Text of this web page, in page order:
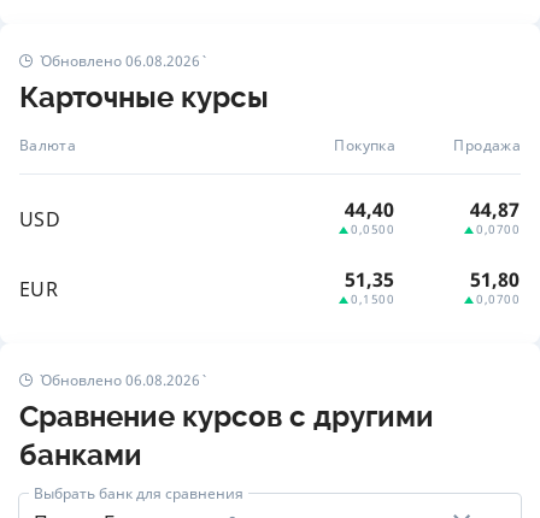
Обновлено 06.08.2026
Карточные курсы
Валюта Покупка Продажа
USD 44,40
0,0500
44,87
0,0700
EUR 51,35
0,1500
51,80
0,0700
Обновлено 06.08.2026
Сравнение курсов с другими
банками
Выбрать банк для сравнения